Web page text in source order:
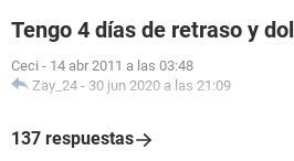
Tengo 4 días de retraso y
Ceci - 14 abr 2011 a las 03:48
Zay_24 - 30 jun 2020 a las 21:09
137 respuestas